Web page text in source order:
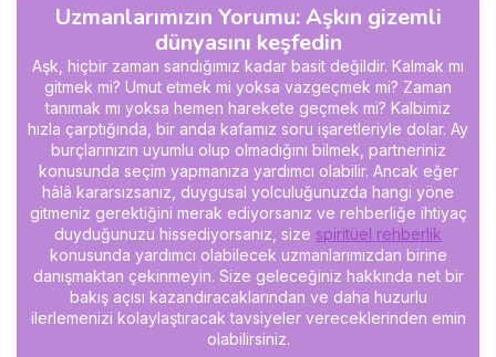
Uzmanlarımızın Yorumu: Aşkın gizemli
dünyasını keşfedin
Aşk, hiçbir zaman sandığımız kadar basit değildir. Kalmak mı
gitmek mi? Umut etmek mi yoksa vazgeçmek mi? Zaman
tanımak mı yoksa hemen harekete geçmek mi? Kalbimiz
hızla çarptığında, bir anda kafamız soru işaretleriyle dolar. Ay
burçlarınızın uyumlu olup olmadığını bilmek, partneriniz
konusunda seçim yapmanıza yardımcı olabilir. Ancak eğer
hâlâ kararsızsanız, duygusal yolculuğunuzda hangi yöne
gitmeniz gerektiğini merak ediyorsanız ve rehberliğe ihtiyaç
duyduğunuzu hissediyorsanız, size spiritüel rehberlik
konusunda yardımcı olabilecek uzmanlarımızdan birine
danışmaktan çekinmeyin. Size geleceğiniz hakkında net bir
bakış açısı kazandıracaklarından ve daha huzurlu
ilerlemenizi kolaylaştıracak tavsiyeler vereceklerinden emin
olabilirsiniz.